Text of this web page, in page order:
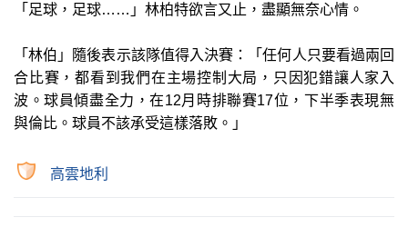
「足球，足球……」林柏特欲言又止，盡顯無奈心情。
「林伯」隨後表示該隊值得入決賽：「任何人只要看過兩回
合比賽，都看到我們在主場控制大局，只因犯錯讓人家入
波。球員傾盡全力，在12月時排聯賽17位，下半季表現無
與倫比。球員不該承受這樣落敗。」
高雲地利